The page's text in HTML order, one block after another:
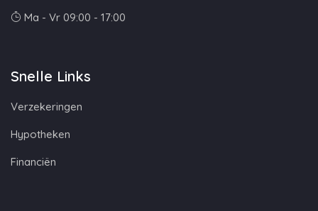
Ma - Vr 09:00 - 17:00
Snelle Links
Verzekeringen
Hypotheken
Financiën